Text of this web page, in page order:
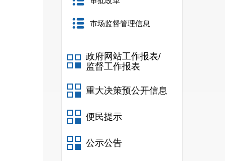
市场监督管理信息
政府网站工作报表/
监督工作报表
重大决策预公开信息
便民提示
公示公告